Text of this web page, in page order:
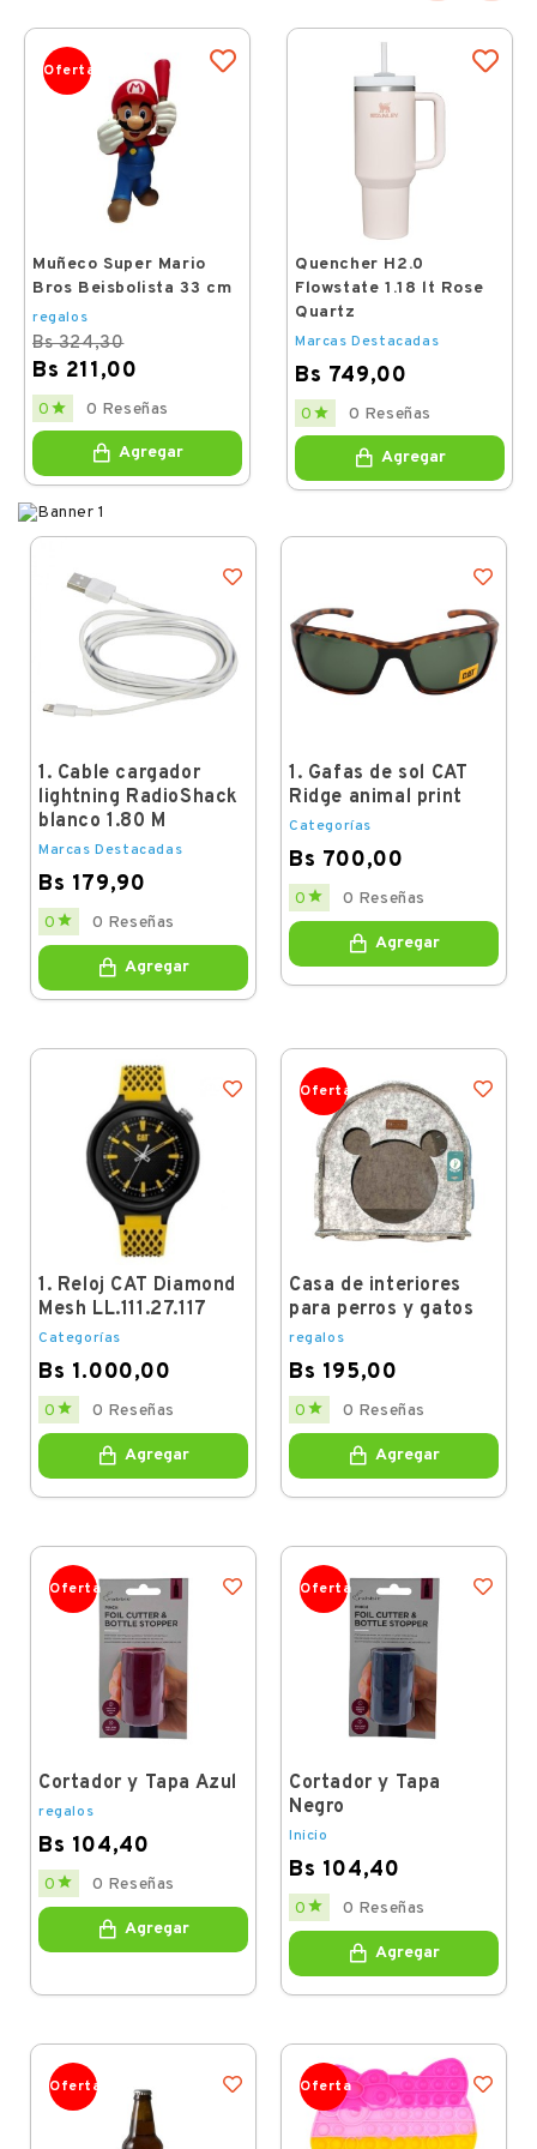
Oferta
Muñeco Super Mario
Bros Beisbolista 33 cm
regalos
Bs 324,30
Bs 211,00
Regular
price
Price
0  0 Reseñas
Agregar
Quencher H2.0
Flowstate 1.18 lt Rose
Quartz
Marcas Destacadas
Bs 749,00
Price
0  0 Reseñas
Agregar
1. Cable cargador
lightning RadioShack
blanco 1.80 M
Marcas Destacadas
Bs 179,90
Price
0  0 Reseñas
Agregar
1. Gafas de sol CAT
Ridge animal print
Categorías
Bs 700,00
Price
0  0 Reseñas
Agregar
1. Reloj CAT Diamond
Mesh LL.111.27.117
Categorías
Bs 1.000,00
Price
0  0 Reseñas
Agregar
Oferta
Casa de interiores
para perros y gatos
regalos
Bs 195,00
Price
0  0 Reseñas
Agregar
Oferta
Cortador y Tapa Azul
regalos
Bs 104,40
Price
0  0 Reseñas
Agregar
Oferta
Cortador y Tapa
Negro
Inicio
Bs 104,40
Price
0  0 Reseñas
Agregar
Oferta Oferta